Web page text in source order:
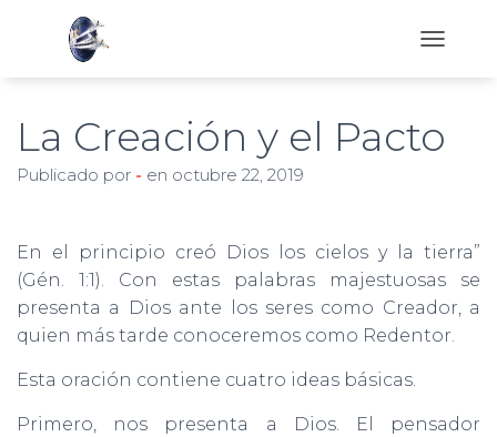
D
D
E
N
La Creación y el Pacto
Publicado por - en octubre 22, 2019
En el principio creó Dios los cielos y la tierra”
(Gén. 1:1). Con estas palabras majestuosas se
presenta a Dios ante los seres como Creador, a
quien más tarde conoceremos como Redentor.
Esta oración contiene cuatro ideas básicas.
Primero, nos presenta a Dios. El pensador